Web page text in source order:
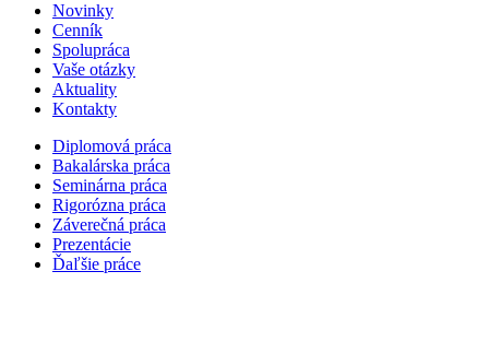
Novinky
Cenník
Spolupráca
Vaše otázky
Aktuality
Kontakty
Diplomová práca
Bakalárska práca
Seminárna práca
Rigorózna práca
Záverečná práca
Prezentácie
Ďaľšie práce